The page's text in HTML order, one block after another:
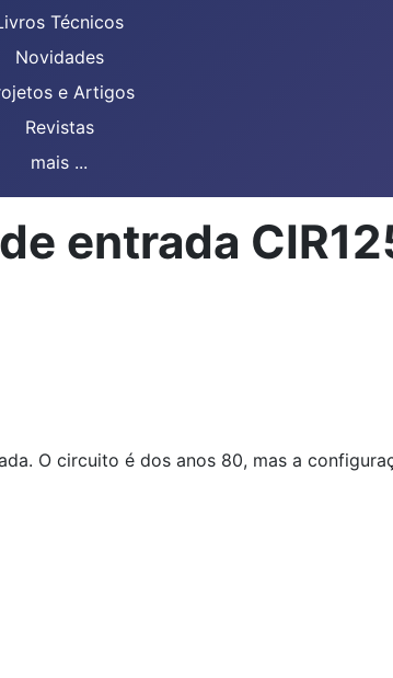
Técnicos
Novidades
e Artigos
Revistas
mais ...
entrada
O circuito é dos anos 80, mas a